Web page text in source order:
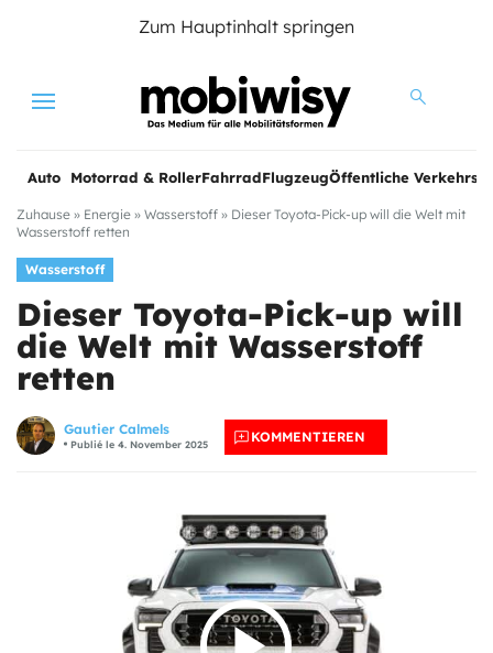
Zum Hauptinhalt springen
Menu
Auto Motorrad & RollerFahrradFlugzeugÖffentliche
Zuhause » Energie » Wasserstoff » Dieser Toyota-Pick-up will die Welt mit
Wasserstoff retten
Wasserstoff
Dieser Toyota-Pick-up will
die Welt mit Wasserstoff
retten
Gautier Calmels
Publié le 4. November 2025 KOMMENTIEREN